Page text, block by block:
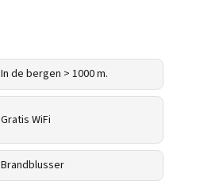
In de bergen > 1000 m.
Gratis WiFi
Brandblusser